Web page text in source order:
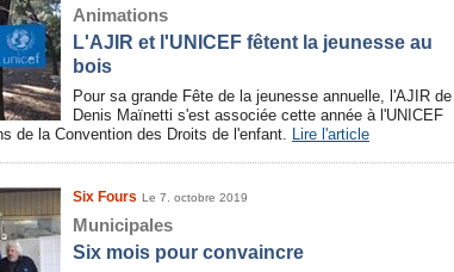
Animations
L'AJIR et l'UNICEF fêtent la jeunesse au
bois
Pour sa grande Fête de la jeunesse annuelle, l'AJIR de
Denis Maïnetti s'est associée cette année à l'UNICEF
de la Convention des Droits de l'enfant. Lire l'article
Six Fours Le 7. octobre 2019
Municipales
Six mois pour convaincre